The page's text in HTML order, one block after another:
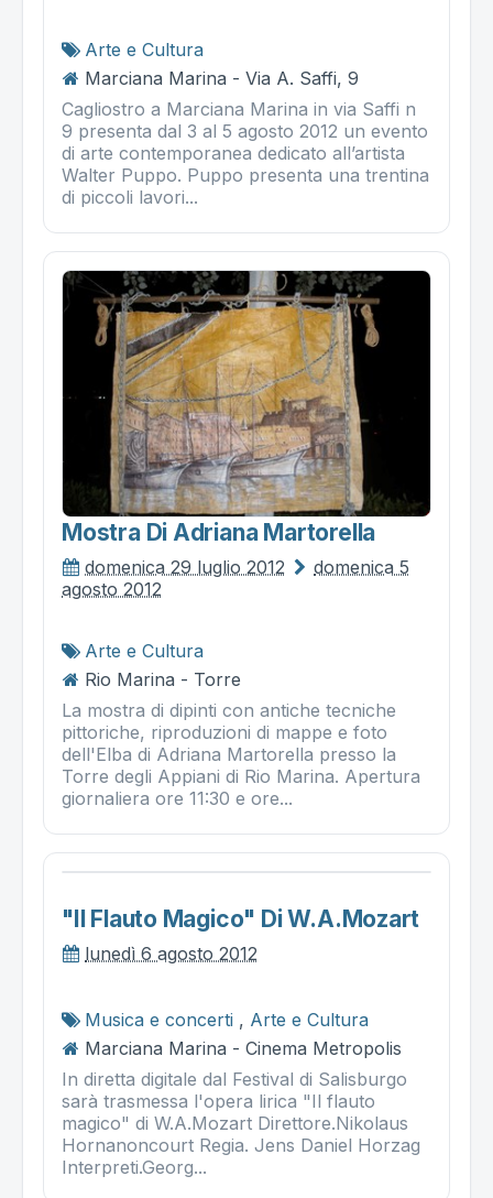
Arte e Cultura
Marciana Marina - Via A. Saffi, 9
Cagliostro a Marciana Marina in via Saffi n
9 presenta dal 3 al 5 agosto 2012 un evento
di arte contemporanea dedicato all’artista
Walter Puppo. Puppo presenta una trentina
di piccoli lavori...
Mostra Di Adriana Martorella
domenica 29 luglio 2012
domenica 5
agosto 2012
Arte e Cultura
Rio Marina - Torre
La mostra di dipinti con antiche tecniche
pittoriche, riproduzioni di mappe e foto
dell'Elba di Adriana Martorella presso la
Torre degli Appiani di Rio Marina. Apertura
giornaliera ore 11:30 e ore...
"il Flauto Magico" Di W.a.mozart
lunedì 6 agosto 2012
Musica e concerti , Arte e Cultura
Marciana Marina - Cinema Metropolis
In diretta digitale dal Festival di Salisburgo
sarà trasmessa l'opera lirica "Il flauto
magico" di W.A.Mozart Direttore.Nikolaus
Hornanoncourt Regia. Jens Daniel Horzag
Interpreti.Georg...